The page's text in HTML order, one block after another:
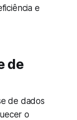
e
de
de dados
o